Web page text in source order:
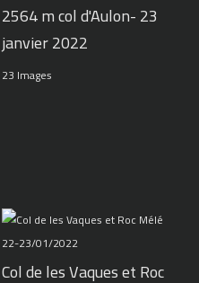
2564 m col d'Aulon- 23
janvier 2022
23 Images
Col de les Vaques et Roc